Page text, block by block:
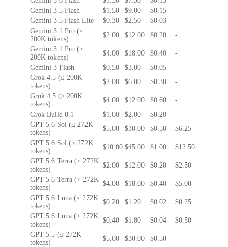
Gemini 3.5 Flash
$1.50 $9.00 $0.15
-
Gemini 3.5 Flash Lite
$0.30 $2.50 $0.03
-
Gemini 3.1 Pro (≤
200K tokens)
$2.00 $12.00 $0.20
-
Gemini 3.1 Pro (>
200K tokens)
$4.00 $18.00 $0.40
-
Gemini 3 Flash
$0.50 $3.00 $0.05
-
Grok 4.5 (≤ 200K
tokens)
$2.00 $6.00 $0.30
-
Grok 4.5 (> 200K
tokens)
$4.00 $12.00 $0.60
-
Grok Build 0.1
$1.00 $2.00 $0.20
-
GPT 5.6 Sol (≤ 272K
tokens)
$5.00 $30.00 $0.50
$6.25
GPT 5.6 Sol (> 272K
tokens)
$10.00 $45.00 $1.00
$12.50
GPT 5.6 Terra (≤ 272K
tokens)
$2.00 $12.00 $0.20
$2.50
GPT 5.6 Terra (> 272K
tokens)
$4.00 $18.00 $0.40
$5.00
GPT 5.6 Luna (≤ 272K
tokens)
$0.20 $1.20 $0.02
$0.25
GPT 5.6 Luna (> 272K
tokens)
$0.40 $1.80 $0.04
$0.50
GPT 5.5 (≤ 272K
tokens)
$5.00 $30.00 $0.50
-